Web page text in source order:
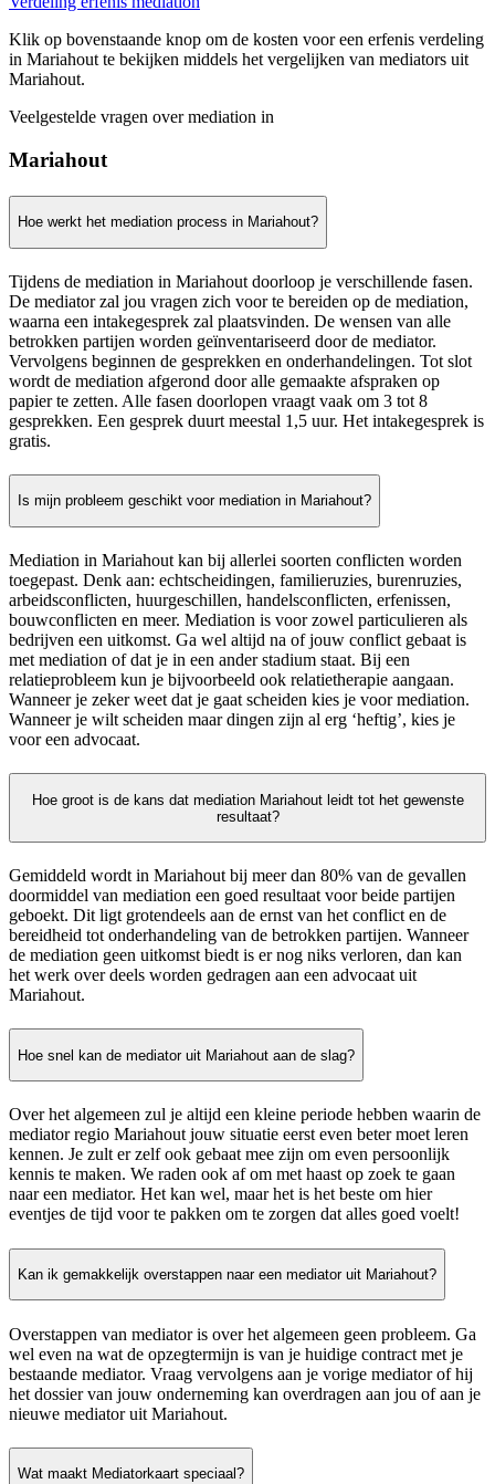
Klik op bovenstaande knop om de kosten voor een erfenis verdeling
in Mariahout te bekijken middels het vergelijken van mediators uit
Mariahout.
Veelgestelde vragen over mediation in
Mariahout
Hoe werkt het mediation process in Mariahout?
Tijdens de mediation in Mariahout doorloop je verschillende fasen.
De mediator zal jou vragen zich voor te bereiden op de mediation,
waarna een intakegesprek zal plaatsvinden. De wensen van alle
betrokken partijen worden geïnventariseerd door de mediator.
Vervolgens beginnen de gesprekken en onderhandelingen. Tot slot
wordt de mediation afgerond door alle gemaakte afspraken op
papier te zetten. Alle fasen doorlopen vraagt vaak om 3 tot 8
gesprekken. Een gesprek duurt meestal 1,5 uur. Het intakegesprek is
gratis.
Is mijn probleem geschikt voor mediation in Mariahout?
Mediation in Mariahout kan bij allerlei soorten conflicten worden
toegepast. Denk aan: echtscheidingen, familieruzies, burenruzies,
arbeidsconflicten, huurgeschillen, handelsconflicten, erfenissen,
bouwconflicten en meer. Mediation is voor zowel particulieren als
bedrijven een uitkomst. Ga wel altijd na of jouw conflict gebaat is
met mediation of dat je in een ander stadium staat. Bij een
relatieprobleem kun je bijvoorbeeld ook relatietherapie aangaan.
Wanneer je zeker weet dat je gaat scheiden kies je voor mediation.
Wanneer je wilt scheiden maar dingen zijn al erg ‘heftig’, kies je
voor een advocaat.
Hoe groot is de kans dat mediation Mariahout leidt tot het gewenste
resultaat?
Gemiddeld wordt in Mariahout bij meer dan 80% van de gevallen
doormiddel van mediation een goed resultaat voor beide partijen
geboekt. Dit ligt grotendeels aan de ernst van het conflict en de
bereidheid tot onderhandeling van de betrokken partijen. Wanneer
de mediation geen uitkomst biedt is er nog niks verloren, dan kan
het werk over deels worden gedragen aan een advocaat uit
Mariahout.
Hoe snel kan de mediator uit Mariahout aan de slag?
Over het algemeen zul je altijd een kleine periode hebben waarin de
mediator regio Mariahout jouw situatie eerst even beter moet leren
kennen. Je zult er zelf ook gebaat mee zijn om even persoonlijk
kennis te maken. We raden ook af om met haast op zoek te gaan
naar een mediator. Het kan wel, maar het is het beste om hier
eventjes de tijd voor te pakken om te zorgen dat alles goed voelt!
Kan ik gemakkelijk overstappen naar een mediator uit Mariahout?
Overstappen van mediator is over het algemeen geen probleem. Ga
wel even na wat de opzegtermijn is van je huidige contract met je
bestaande mediator. Vraag vervolgens aan je vorige mediator of hij
het dossier van jouw onderneming kan overdragen aan jou of aan je
nieuwe mediator uit Mariahout.
Wat maakt Mediatorkaart speciaal?